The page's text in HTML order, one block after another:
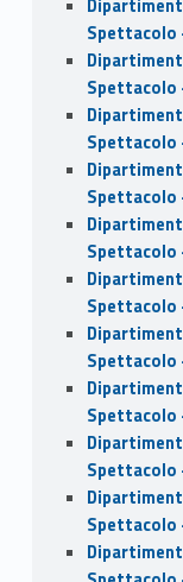
Spettacolo
Spettacolo
Spettacolo
Spettacolo
Spettacolo
Spettacolo
Spettacolo
Spettacolo
Spettacolo
Spettacolo